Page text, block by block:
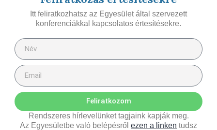
Itt feliratkozhatsz az Egyesület által szervezett
konferenciákkal kapcsolatos értesítésekre.
Feliratkozom
Rendszeres hírlevelünket tagjaink kapják meg.
Az Egyesületbe való belépésről ezen a linken tudsz